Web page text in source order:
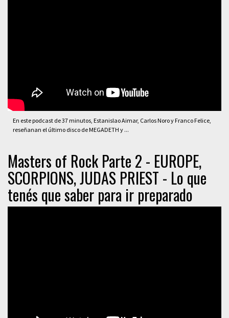
En este podcast de 37 minutos, Estanislao Aimar, Carlos Noro y Franco Felice,
reseñanan el último disco de MEGADETH y ...
Masters of Rock Parte 2 - EUROPE,
SCORPIONS, JUDAS PRIEST - Lo que
tenés que saber para ir preparado